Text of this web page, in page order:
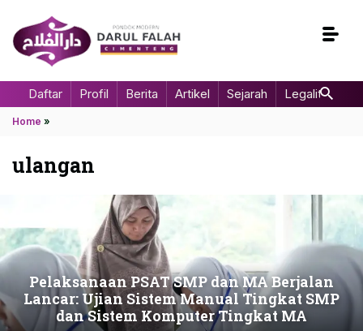
Daftar Profil Berita Artikel Sejarah Legalitas
Home »
ulangan
Pelaksanaan PSAT SMP dan MA Berjalan
Lancar: Ujian Sistem Manual Tingkat SMP
dan Sistem Komputer Tingkat MA